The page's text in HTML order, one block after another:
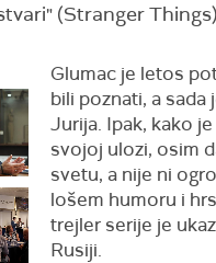
(Stranger
Glumac je letos
bili poznati, a
Jurija. Ipak, kako
svojoj ulozi, osim
svetu, a nije ni
lošem humoru i
trejler serije je
Rusiji.